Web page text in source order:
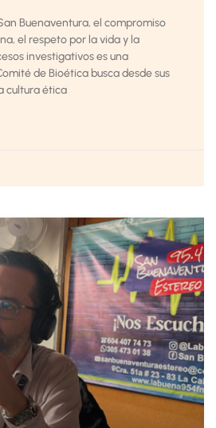
Buenaventura, el compromiso
el respeto por la vida y la
investigativos es una
de Bioética busca desde sus
cultura ética